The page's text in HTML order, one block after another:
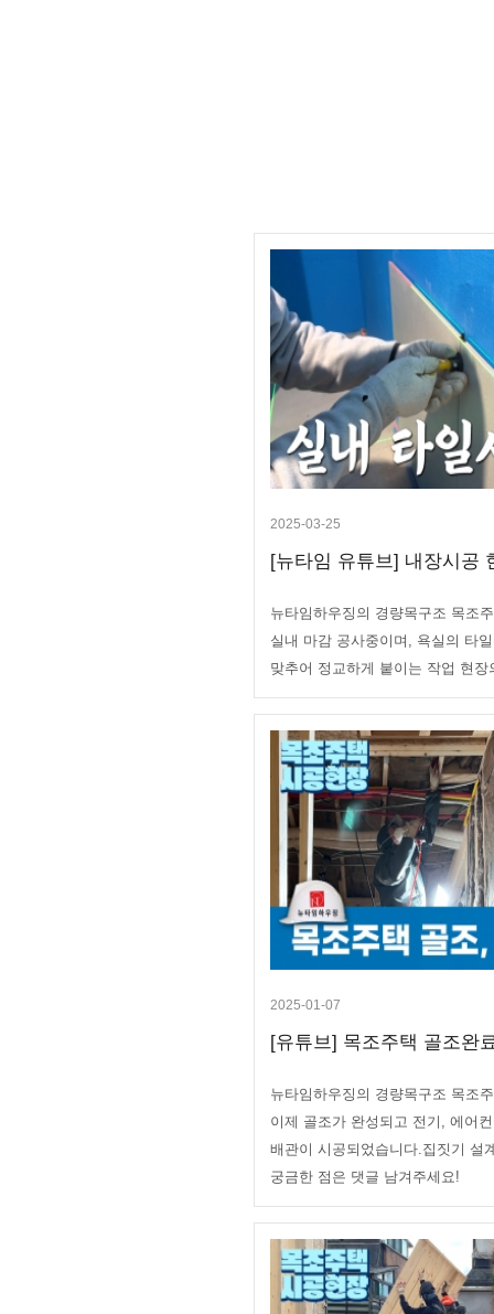
2025-03-25
[뉴타임 유튜브] 내장시공
뉴타임하우징의 경량목구조 목조
실내 마감 공사중이며, 욕실의 타
맞추어 정교하게 붙이는 작업 현
2025-01-07
[유튜브] 목조주택 골조완
뉴타임하우징의 경량목구조 목조
이제 골조가 완성되고 전기, 에어
배관이 시공되었습니다.집짓기 설
궁금한 점은 댓글 남겨주세요!